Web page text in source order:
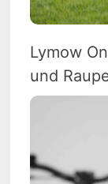
Lymow
und